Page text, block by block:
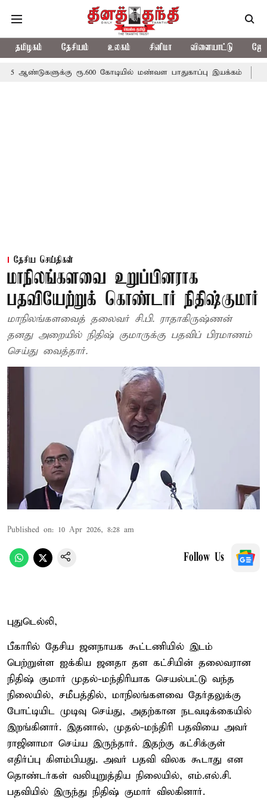
தமிழகம் தேசியம் உலகம் சினிமா விளையாட்டு
ரூ.600 கோடியில் மண்வள பாதுகாப்பு இயக்கம்
தேசிய செய்திகள்
மாநிலங்களவை உறுப்பினராக
பதவியேற்றுக் கொண்டார் நிதிஷ்குமார்
மாநிலங்களவைத் தலைவர் சி.பி. ராதாகிருஷ்ணன்
தனது அறையில் நிதிஷ் குமாருக்கு பதவிப் பிரமாணம்
செய்து வைத்தார்.
Published on: 10 Apr 2026, 8:28 am
Follow Us
புதுடெல்லி,
பீகாரில் தேசிய ஜனநாயக கூட்டணியில் இடம்
பெற்றுள்ள ஐக்கிய ஜனதா தள கட்சியின் தலைவரான
நிதிஷ் குமார் முதல்-மந்திரியாக செயல்பட்டு வந்த
நிலையில், சமீபத்தில், மாநிலங்களவை தேர்தலுக்கு
போட்டியிட முடிவு செய்து, அதற்கான நடவடிக்கையில்
இறங்கினார். இதனால், முதல்-மந்திரி பதவியை அவர்
ராஜினாமா செய்ய இருந்தார். இதற்கு கட்சிக்குள்
எதிர்ப்பு கிளம்பியது. அவர் பதவி விலக கூடாது என
தொண்டர்கள் வலியுறுத்திய நிலையில், எம்.எல்.சி.
பதவியில் இருந்து நிதிஷ் குமார் விலகினார்.